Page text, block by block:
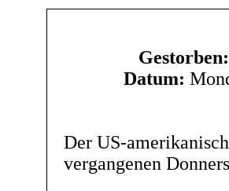
Datum:
Der US-
vergangenen